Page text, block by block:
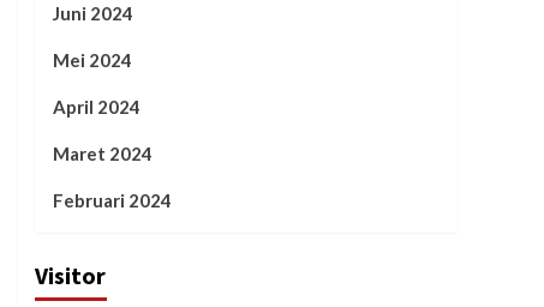
Juni 2024
Mei 2024
April 2024
Maret 2024
Februari 2024
Visitor